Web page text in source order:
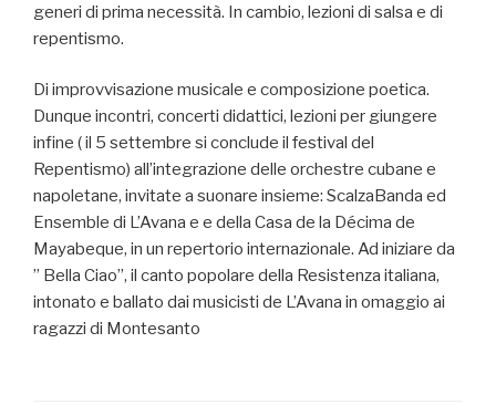
generi di prima necessità. In cambio, lezioni di salsa e di
repentismo.
Di improvvisazione musicale e composizione poetica.
Dunque incontri, concerti didattici, lezioni per giungere
infine ( il 5 settembre si conclude il festival del
Repentismo) all’integrazione delle orchestre cubane e
napoletane, invitate a suonare insieme: ScalzaBanda ed
Ensemble di L’Avana e e della Casa de la Décima de
Mayabeque, in un repertorio internazionale. Ad iniziare da
” Bella Ciao”, il canto popolare della Resistenza italiana,
intonato e ballato dai musicisti de L’Avana in omaggio ai
ragazzi di Montesanto